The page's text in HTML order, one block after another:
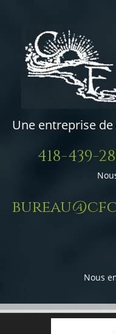
Une entreprise de
418-439-
Nous